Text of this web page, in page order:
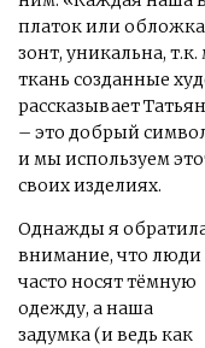
платок или
зонт, уникальна,
ткань созданные
рассказывает
– это добрый
и мы используем
своих изделиях.
Однажды я
внимание, что люди
часто носят тёмную
одежду, а наша
задумка (и ведь как